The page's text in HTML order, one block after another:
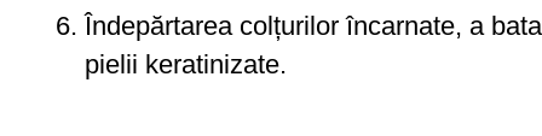
Îndepărtarea colțurilor încarnate, a
pielii keratinizate.